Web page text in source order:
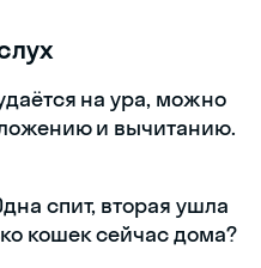
на ура, можно
и вычитанию.
спит, вторая ушла
кошек сейчас дома?